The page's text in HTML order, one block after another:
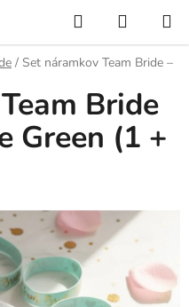
Hľadať
KOŠÍK
/ Set náramkov Team Bride –
Bride
Green (1 +